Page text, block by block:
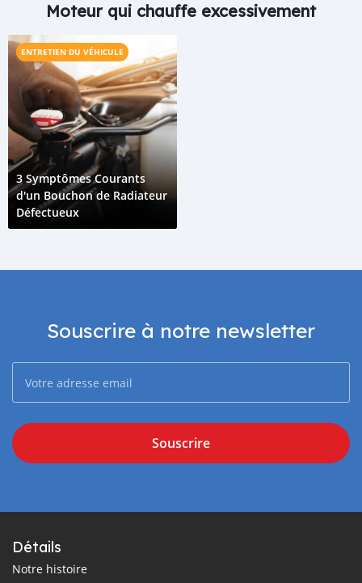
Moteur qui chauffe excessivement
ENTRETIEN DU VÉHICULE
3 Symptômes Courants
d'un Bouchon de Radiateur
Défectueux
Souscrire à notre newsletter
Souscrire
Détails
Notre histoire